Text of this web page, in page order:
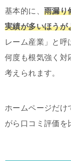
基本的に、 雨漏り
実績が多いほうが
レーム産業」と
何度も根気強く対
考えられます。
ホームページだけ
がら口コミ評価を